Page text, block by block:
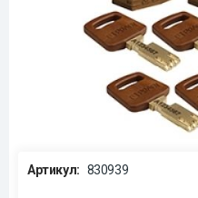
Артикул: 830939